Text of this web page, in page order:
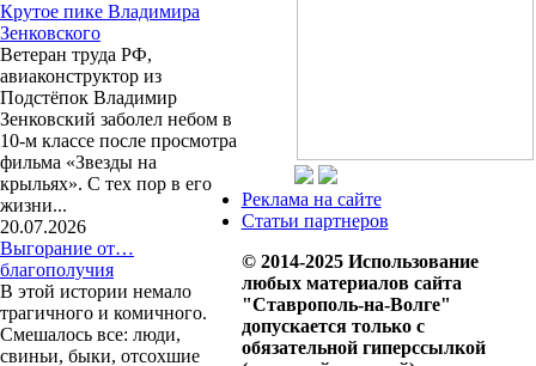
Крутое пике Владимира
Зенковского
Ветеран труда РФ,
авиаконструктор из
Подстёпок Владимир
Зенковский заболел небом в
10-м классе после просмотра
фильма «Звезды на
крыльях». С тех пор в его
жизни...
20.07.2026
Выгорание от…
благополучия
В этой истории немало
трагичного и комичного.
Смешалось все: люди,
свиньи, быки, отсохшие
Реклама на сайте
Статьи партнеров
© 2014-2025 Использование
любых материалов сайта
"Ставрополь-на-Волге"
допускается только с
обязательной гиперссылкой